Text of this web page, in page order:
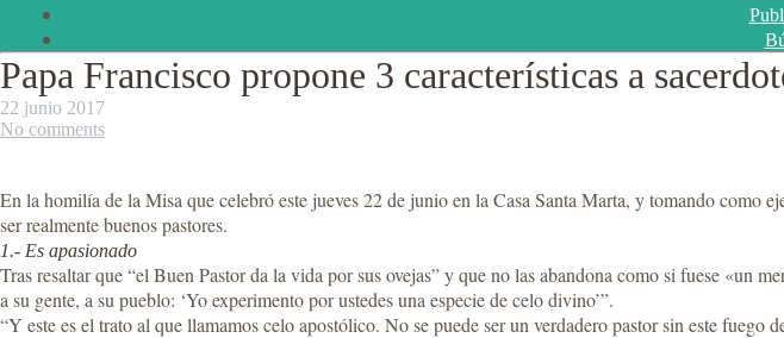
Papa Francisco propone 3 características a
22 junio 2017
No comments
En la homilía de la Misa que celebró este jueves 22 de junio en la Casa Santa Marta, y tomando como
ser realmente buenos pastores.
1.- Es apasionado
Tras resaltar que “el Buen Pastor da la vida por sus ovejas” y que no las abandona como si fuese «un
a su gente, a su pueblo: ‘Yo experimento por ustedes una especie de celo divino’”.
“Y este es el trato al que llamamos celo apostólico. No se puede ser un verdadero pastor sin este